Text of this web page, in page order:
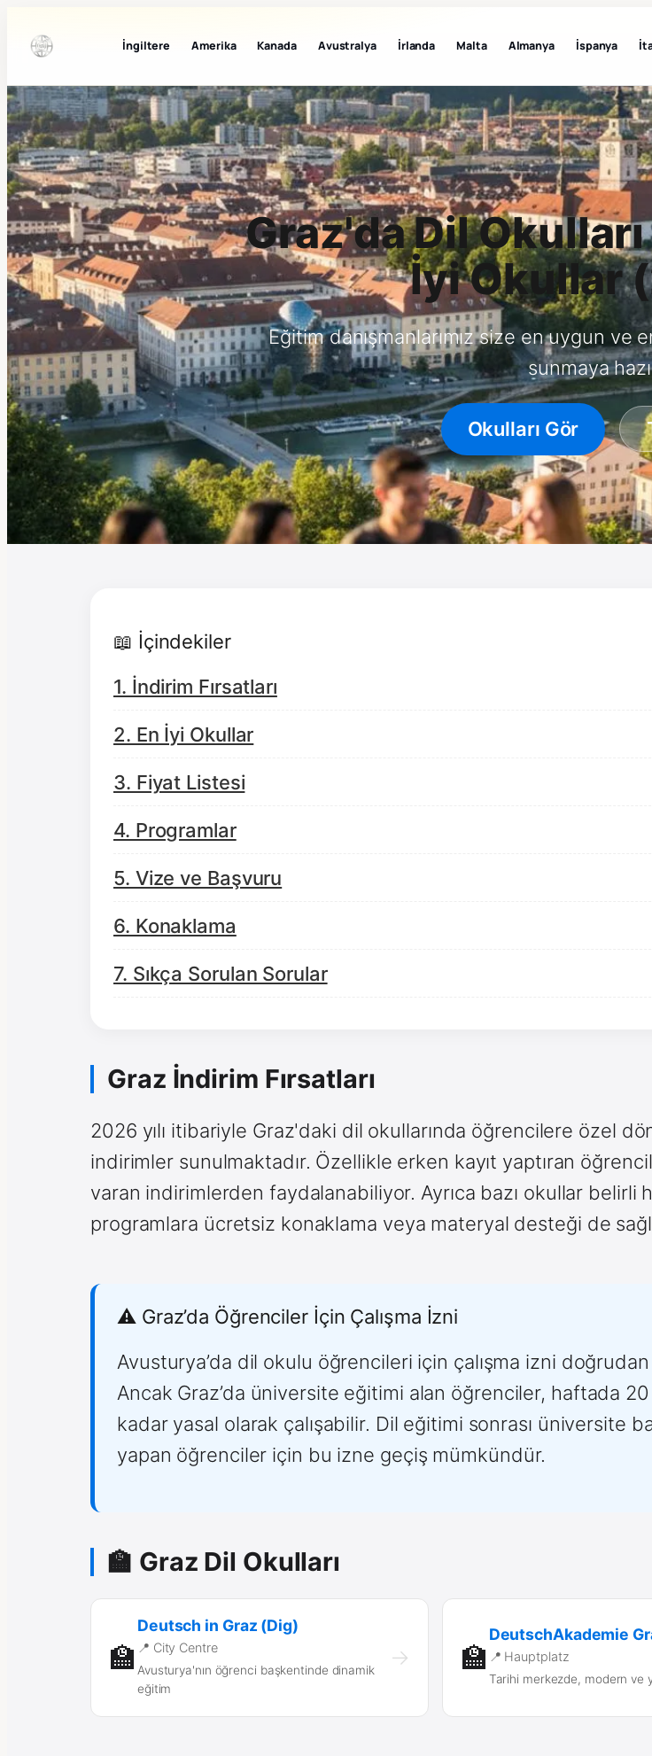
İngiltere Amerika Kanada Avustralya İrlanda Malta Almanya İspanya
Graz'da Dil
İyi Okullar
Eğitim danışmanlarımız size en uygun ve
sunmaya
Okulları Gör
📖 İçindekiler
1. İndirim Fırsatları
2. En İyi Okullar
3. Fiyat Listesi
4. Programlar
5. Vize ve Başvuru
6. Konaklama
7. Sıkça Sorulan Sorular
Graz İndirim Fırsatları
2026 yılı itibariyle Graz'daki dil okullarında öğrencilere özel
indirimler sunulmaktadır. Özellikle erken kayıt yaptıran
varan indirimlerden faydalanabiliyor. Ayrıca bazı okullar belirli
programlara ücretsiz konaklama veya materyal desteği de
⚠️ Graz’da Öğrenciler İçin Çalışma İzni
Avusturya’da dil okulu öğrencileri için çalışma izni
Ancak Graz’da üniversite eğitimi alan öğrenciler, haftada
kadar yasal olarak çalışabilir. Dil eğitimi sonrası üniversite
yapan öğrenciler için bu izne geçiş mümkündür.
🏫 Graz Dil Okulları
🏫
Deutsch in Graz (Dig)
📍 City Centre
Avusturya'nın öğrenci başkentinde dinamik
eğitim
→ 🏫
DeutschAkademie
📍 Hauptplatz
Tarihi merkezde, modern ve